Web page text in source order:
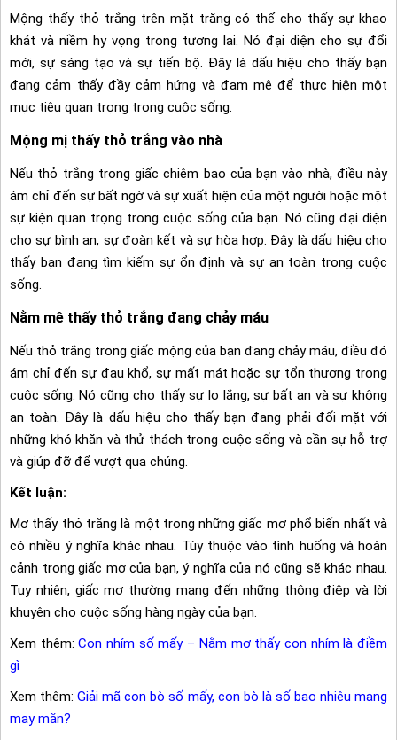
Mộng thấy thỏ trắng trên mặt trăng có thể cho thấy sự khao
khát và niềm hy vọng trong tương lai. Nó đại diện cho sự đổi
mới, sự sáng tạo và sự tiến bộ. Đây là dấu hiệu cho thấy bạn
đang cảm thấy đầy cảm hứng và đam mê để thực hiện một
mục tiêu quan trọng trong cuộc sống.
Mộng mị thấy thỏ trắng vào nhà
Nếu thỏ trắng trong giấc chiêm bao của bạn vào nhà, điều này
ám chỉ đến sự bất ngờ và sự xuất hiện của một người hoặc một
sự kiện quan trọng trong cuộc sống của bạn. Nó cũng đại diện
cho sự bình an, sự đoàn kết và sự hòa hợp. Đây là dấu hiệu cho
thấy bạn đang tìm kiếm sự ổn định và sự an toàn trong cuộc
sống.
Nằm mê thấy thỏ trắng đang chảy máu
Nếu thỏ trắng trong giấc mộng của bạn đang chảy máu, điều đó
ám chỉ đến sự đau khổ, sự mất mát hoặc sự tổn thương trong
cuộc sống. Nó cũng cho thấy sự lo lắng, sự bất an và sự không
an toàn. Đây là dấu hiệu cho thấy bạn đang phải đối mặt với
những khó khăn và thử thách trong cuộc sống và cần sự hỗ trợ
và giúp đỡ để vượt qua chúng.
Kết luận:
Mơ thấy thỏ trắng là một trong những giấc mơ phổ biến nhất và
có nhiều ý nghĩa khác nhau. Tùy thuộc vào tình huống và hoàn
cảnh trong giấc mơ của bạn, ý nghĩa của nó cũng sẽ khác nhau.
Tuy nhiên, giấc mơ thường mang đến những thông điệp và lời
khuyên cho cuộc sống hàng ngày của bạn.
Xem thêm:Con nhím số mấy – Nằm mơ thấy con nhím là điềm
gì
Xem thêm:Giải mã con bò số mấy, con bò là số bao nhiêu mang
may mắn?